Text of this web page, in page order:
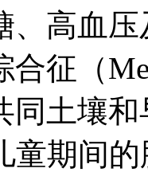
、高血
合征（
同土壤
期间的